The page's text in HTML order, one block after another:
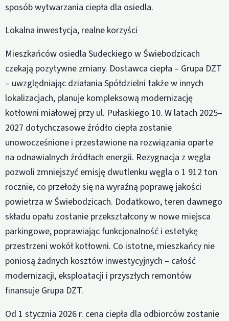
sposób wytwarzania ciepła dla osiedla.
Lokalna inwestycja, realne korzyści
Mieszkańców osiedla Sudeckiego w Świebodzicach
czekają pozytywne zmiany. Dostawca ciepła – Grupa DZT
– uwzględniając działania Spółdzielni także w innych
lokalizacjach, planuje kompleksową modernizację
kotłowni miałowej przy ul. Pułaskiego 10. W latach 2025–
2027 dotychczasowe źródło ciepła zostanie
unowocześnione i przestawione na rozwiązania oparte
na odnawialnych źródłach energii. Rezygnacja z węgla
pozwoli zmniejszyć emisję dwutlenku węgla o 1 912 ton
rocznie, co przełoży się na wyraźną poprawę jakości
powietrza w Świebodzicach. Dodatkowo, teren dawnego
składu opału zostanie przekształcony w nowe miejsca
parkingowe, poprawiając funkcjonalność i estetykę
przestrzeni wokół kotłowni. Co istotne, mieszkańcy nie
poniosą żadnych kosztów inwestycyjnych – całość
modernizacji, eksploatacji i przyszłych remontów
finansuje Grupa DZT.
Od 1 stycznia 2026 r. cena ciepła dla odbiorców zostanie